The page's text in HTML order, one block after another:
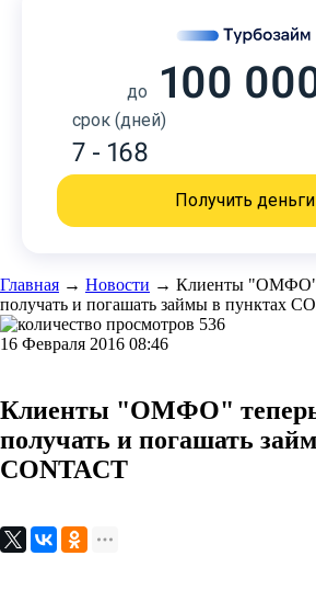
до 100
срок (дней)
7 - 168
Получить деньги
Главная → Новости → Клиенты "ОМФО"
получать и погашать займы в пунктах
536
16 Февраля 2016 08:46
Клиенты "ОМФО" теперь
получать и погашать
CONTACT